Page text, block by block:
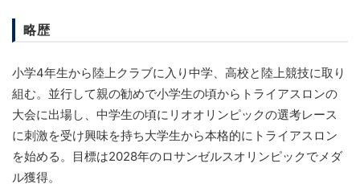
略歴
小学4年生から陸上クラブに入り中学、高校と陸上競技に取り
組む。並行して親の勧めで小学生の頃からトライアスロンの
大会に出場し、中学生の頃にリオオリンピックの選考レース
に刺激を受け興味を持ち大学生から本格的にトライアスロン
を始める。目標は2028年のロサンゼルスオリンピックでメダ
ル獲得。